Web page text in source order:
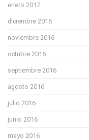
enero 2017
diciembre 2016
noviembre 2016
octubre 2016
septiembre 2016
agosto 2016
julio 2016
junio 2016
mayo 2016